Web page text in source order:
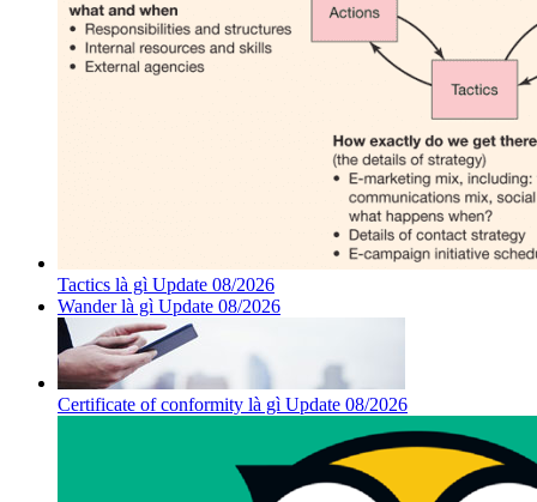
Tactics là gì Update 08/2026
Wander là gì Update 08/2026
Certificate of conformity là gì Update 08/2026